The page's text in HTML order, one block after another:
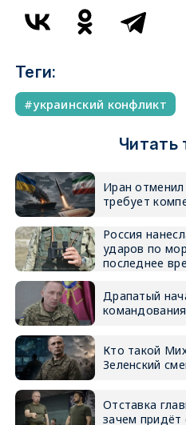
Теги:
украинский конфликт
Читать
Иран
требует
Россия
ударов по
последнее
Драпатый
командования
Кто такой
Зеленский
Отставка
зачем придёт